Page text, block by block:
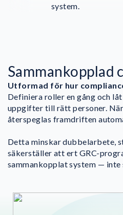
system.
Sammankopplad
Utformad för hur
Definiera roller en gång och
uppgifter till rätt personer.
återspeglas framdriften
Detta minskar dubbelarbete,
säkerställer att ert GRC-
sammankopplat system — inte